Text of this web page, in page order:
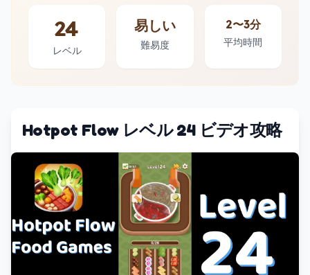
24
レベル
易しい
難易度
2〜3分
平均時間
Hotpot Flow レベル 24 ビデオ攻略